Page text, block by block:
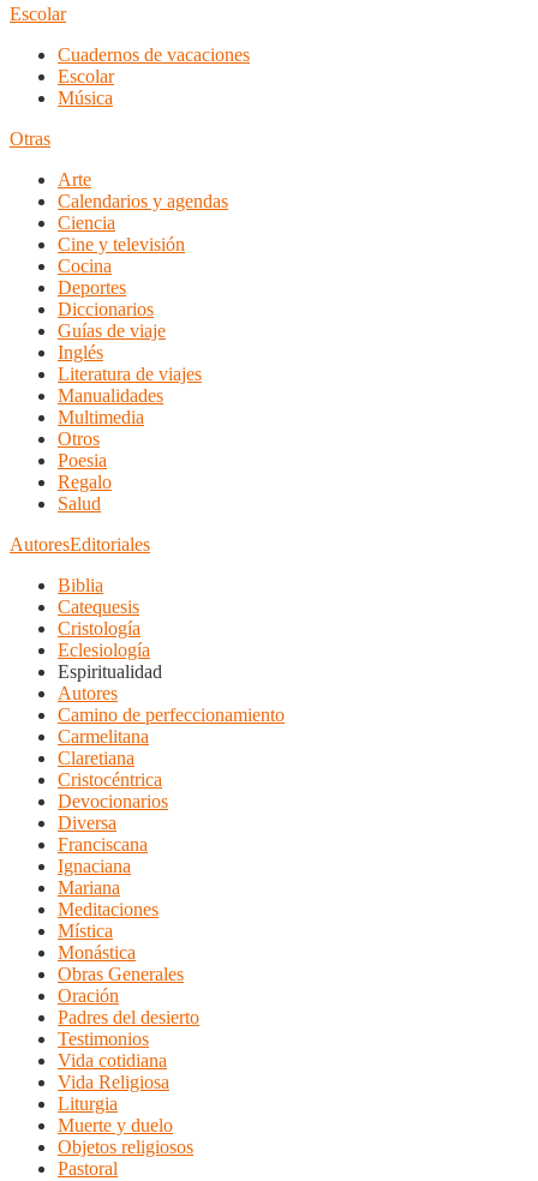
Escolar
Cuadernos de vacaciones
Escolar
Música
Otras
Arte
Calendarios y agendas
Ciencia
Cine y televisión
Cocina
Deportes
Diccionarios
Guías de viaje
Inglés
Literatura de viajes
Manualidades
Multimedia
Otros
Poesia
Regalo
Salud
AutoresEditoriales
Biblia
Catequesis
Cristología
Eclesiología
Espiritualidad
Autores
Camino de perfeccionamiento
Carmelitana
Claretiana
Cristocéntrica
Devocionarios
Diversa
Franciscana
Ignaciana
Mariana
Meditaciones
Mística
Monástica
Obras Generales
Oración
Padres del desierto
Testimonios
Vida cotidiana
Vida Religiosa
Liturgia
Muerte y duelo
Objetos religiosos
Pastoral